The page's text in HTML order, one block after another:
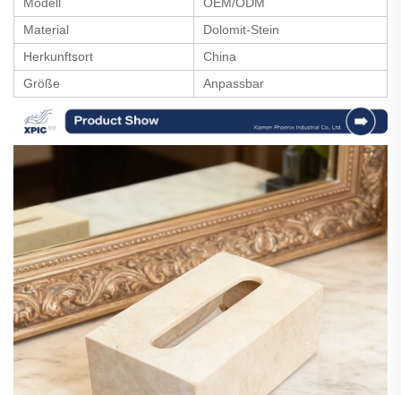
Material
Dolomit-Stein
Herkunftsort
China
Größe
Anpassbar